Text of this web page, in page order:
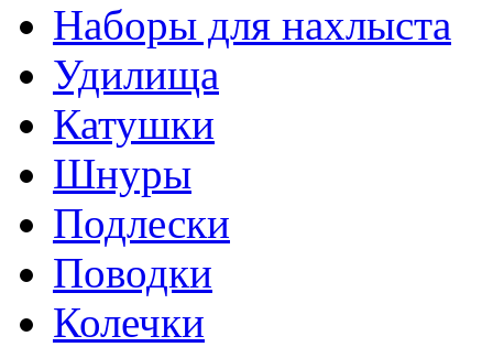
Наборы для нахлыста
Удилища
Катушки
Шнуры
Подлески
Поводки
Колечки